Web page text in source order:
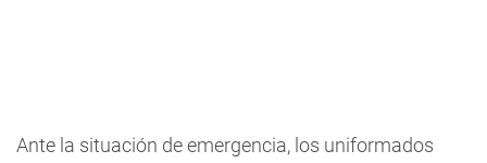
Ante la situación de emergencia, los uniformados